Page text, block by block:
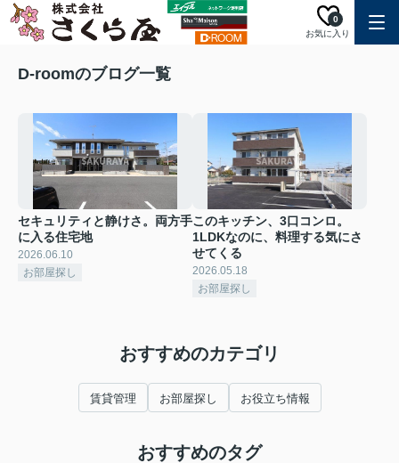
お気に入り
0
D-roomのブログ一覧
セキュリティと静けさ。両方手
に入る住宅地
2026.06.10
お部屋探し
このキッチン、3口コンロ。
1LDKなのに、料理する気にさ
せてくる
2026.05.18
お部屋探し
おすすめのカテゴリ
賃貸管理 お部屋探し お役立ち情報
おすすめのタグ